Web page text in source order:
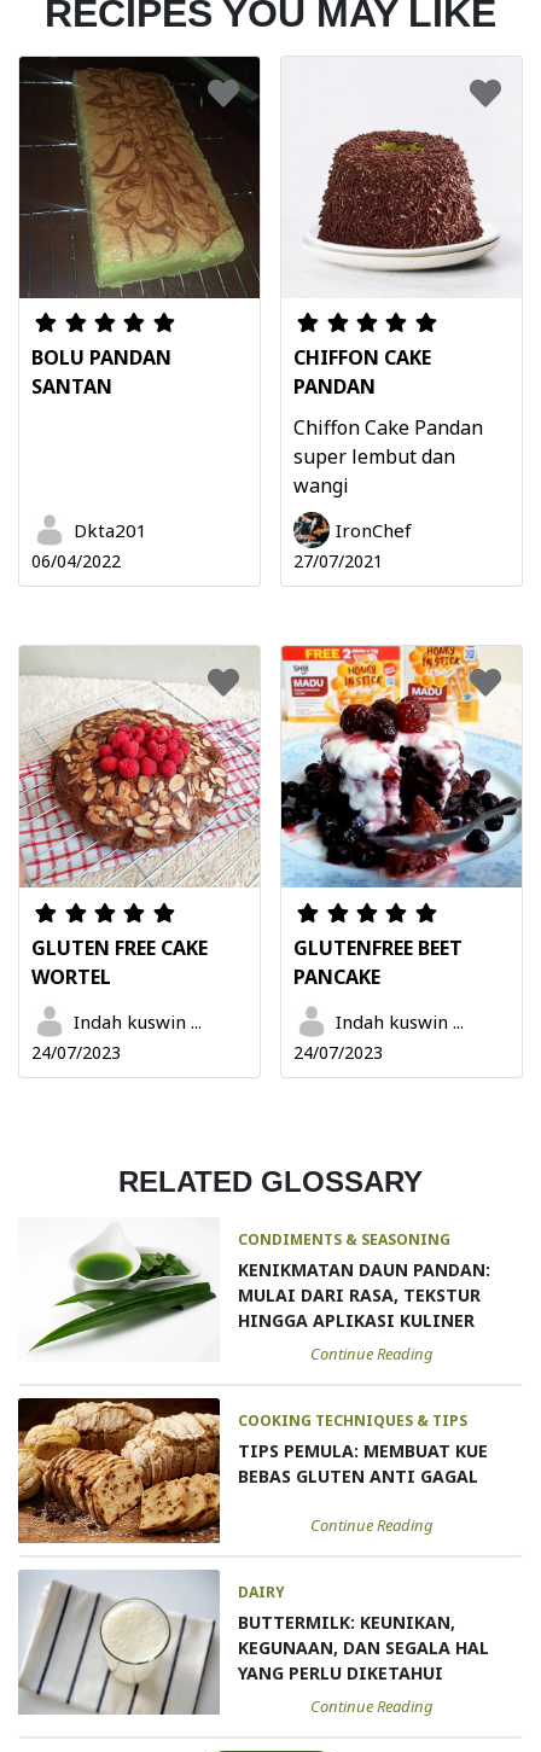
RECIPES YOU MAY LIKE
BOLU PANDAN
SANTAN
Dkta201
06/04/2022
CHIFFON CAKE
PANDAN
Chiffon Cake Pandan
super lembut dan
wangi
IronChef
27/07/2021
GLUTEN FREE CAKE
WORTEL
Indah kuswin ...
24/07/2023
GLUTENFREE BEET
PANCAKE
Indah kuswin ...
24/07/2023
RELATED GLOSSARY
CONDIMENTS & SEASONING
KENIKMATAN DAUN PANDAN:
MULAI DARI RASA, TEKSTUR
HINGGA APLIKASI KULINER
Continue Reading
COOKING TECHNIQUES & TIPS
TIPS PEMULA: MEMBUAT KUE
BEBAS GLUTEN ANTI GAGAL
Continue Reading
DAIRY
BUTTERMILK: KEUNIKAN,
KEGUNAAN, DAN SEGALA HAL
YANG PERLU DIKETAHUI
Continue Reading